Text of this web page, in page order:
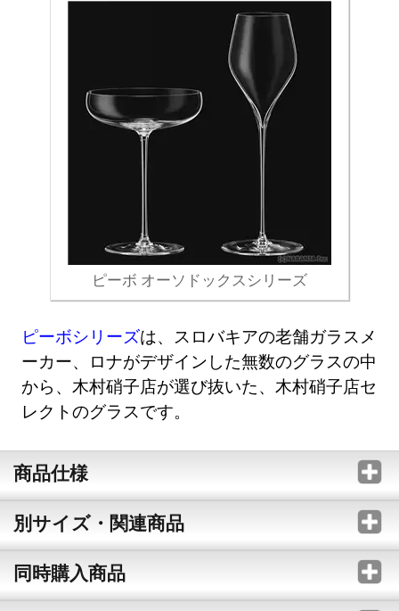
ピーボ オーソドックスシリーズ
ピーボシリーズは、スロバキアの老舗ガラスメ
ーカー、ロナがデザインした無数のグラスの中
から、木村硝子店が選び抜いた、木村硝子店セ
レクトのグラスです。
商品仕様
別サイズ・関連商品
同時購入商品